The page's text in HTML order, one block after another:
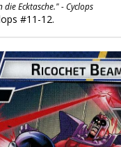
Ecktasche." - Cyclops
#11-12.